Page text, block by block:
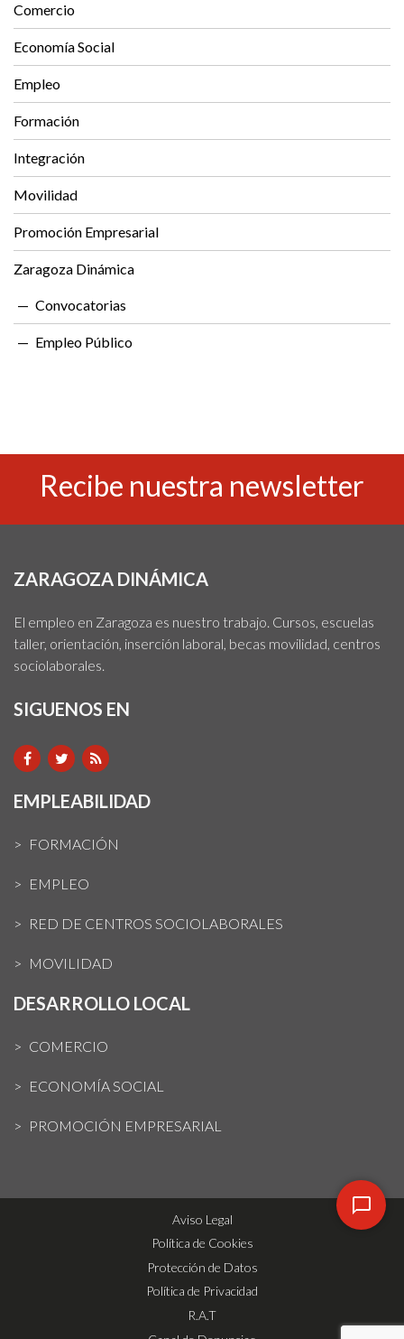
Comercio
Economía Social
Empleo
Formación
Integración
Movilidad
Promoción Empresarial
Zaragoza Dinámica
Convocatorias
Empleo Público
Recibe nuestra newsletter
ZARAGOZA DINÁMICA
El empleo en Zaragoza es nuestro trabajo. Cursos, escuelas
taller, orientación, inserción laboral, becas movilidad, centros
sociolaborales.
SIGUENOS EN
EMPLEABILIDAD
FORMACIÓN
EMPLEO
RED DE CENTROS SOCIOLABORALES
MOVILIDAD
DESARROLLO LOCAL
COMERCIO
ECONOMÍA SOCIAL
PROMOCIÓN EMPRESARIAL
Aviso Legal
Política de Cookies
Protección de Datos
Política de Privacidad
R.A.T